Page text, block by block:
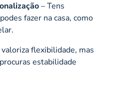
– Tens
fazer na casa, como
flexibilidade, mas
estabilidade